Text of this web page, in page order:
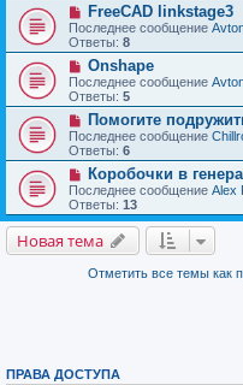
FreeCAD linkstage3
Последнее сообщение
Ответы: 8
Onshape
Последнее сообщение
Ответы: 5
Помогите
Последнее сообщение
Ответы: 6
Коробочки в
Последнее сообщение Alex
Ответы: 13
Новая тема
Отметить все темы как
ПРАВА ДОСТУПА